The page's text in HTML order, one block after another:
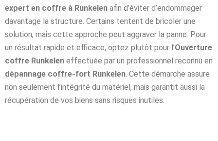
expert en coffre à Runkelen afin d’éviter d’endommager
davantage la structure. Certains tentent de bricoler une
solution, mais cette approche peut aggraver la panne. Pour
un résultat rapide et efficace, optez plutôt pour l’Ouverture
coffre Runkelen effectuée par un professionnel reconnu en
dépannage coffre-fort Runkelen. Cette démarche assure
non seulement l’intégrité du matériel, mais garantit aussi la
récupération de vos biens sans risques inutiles.